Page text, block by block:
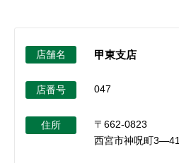
店舗名 甲東支店
店番号 047
住所
〒662-0823
西宮市神呪町3―41